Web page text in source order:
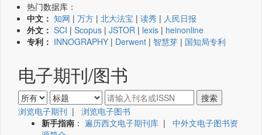
热门数据库：
中文： 知网 | 万方 | 北大法宝 | 读秀 | 人民日报
外文： SCI | Scopus | JSTOR | lexis | heinonline
专利： INNOGRAPHY | Derwent | 智慧芽 | 国知局专利
电子期刊/图书
浏览电子期刊 | 浏览电子图书
新手指南 ： 遍历西文电子期刊库 | 中外文电子图书资